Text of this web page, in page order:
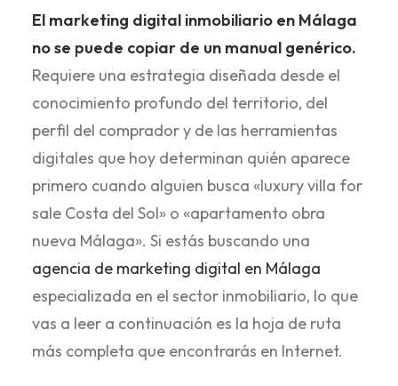
El marketing digital inmobiliario en Málaga
no se puede copiar de un manual genérico.
Requiere una estrategia diseñada desde el
conocimiento profundo del territorio, del
perfil del comprador y de las herramientas
digitales que hoy determinan quién aparece
primero cuando alguien busca «luxury villa for
sale Costa del Sol» o «apartamento obra
nueva Málaga». Si estás buscando una
agencia de marketing digital en Málaga
especializada en el sector inmobiliario, lo que
vas a leer a continuación es la hoja de ruta
más completa que encontrarás en Internet.